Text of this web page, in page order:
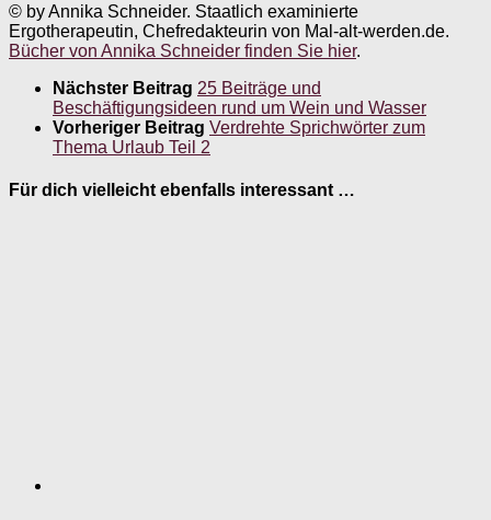
© by Annika Schneider. Staatlich examinierte
Ergotherapeutin, Chefredakteurin von Mal-alt-werden.de.
Bücher von Annika Schneider finden Sie hier.
Nächster Beitrag 25 Beiträge und
Beschäftigungsideen rund um Wein und Wasser
Vorheriger Beitrag Verdrehte Sprichwörter zum
Thema Urlaub Teil 2
Für dich vielleicht ebenfalls interessant …